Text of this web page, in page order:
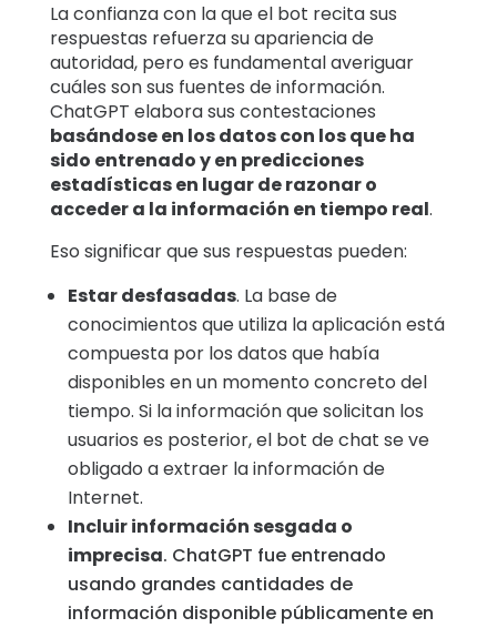
La confianza con la que el bot recita sus
respuestas refuerza su apariencia de
autoridad, pero es fundamental averiguar
cuáles son sus fuentes de información.
ChatGPT elabora sus contestaciones
basándose en los datos con los que ha
sido entrenado y en predicciones
estadísticas en lugar de razonar o
acceder a la información en tiempo real.
Eso significar que sus respuestas pueden:
Estar desfasadas. La base de
conocimientos que utiliza la aplicación está
compuesta por los datos que había
disponibles en un momento concreto del
tiempo. Si la información que solicitan los
usuarios es posterior, el bot de chat se ve
obligado a extraer la información de
Internet.
Incluir información sesgada o
imprecisa. ChatGPT fue entrenado
usando grandes cantidades de
información disponible públicamente en